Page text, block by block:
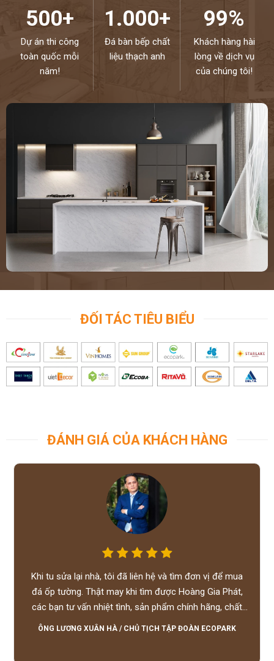
500+
Dự án thi công
toàn quốc mỗi
năm!
1.000+
Đá bàn bếp chất
liệu thạch anh
99%
Khách hàng hài
lòng về dịch vụ
của chúng tôi!
ĐỐI TÁC TIÊU BIỂU
ĐÁNH GIÁ CỦA KHÁCH HÀNG
Khi tu sửa lại nhà, tôi đã liên hệ và tìm đơn vị để mua
đá ốp tường. Thật may khi tìm được Hoàng Gia Phát,
các bạn tư vấn nhiệt tình, sản phẩm chính hãng, chất
lượng tốt, giá hợp lý, hỗ trợ tận tình.
ÔNG LƯƠNG XUÂN HÀ / CHỦ TỊCH TẬP ĐOÀN ECOPARK